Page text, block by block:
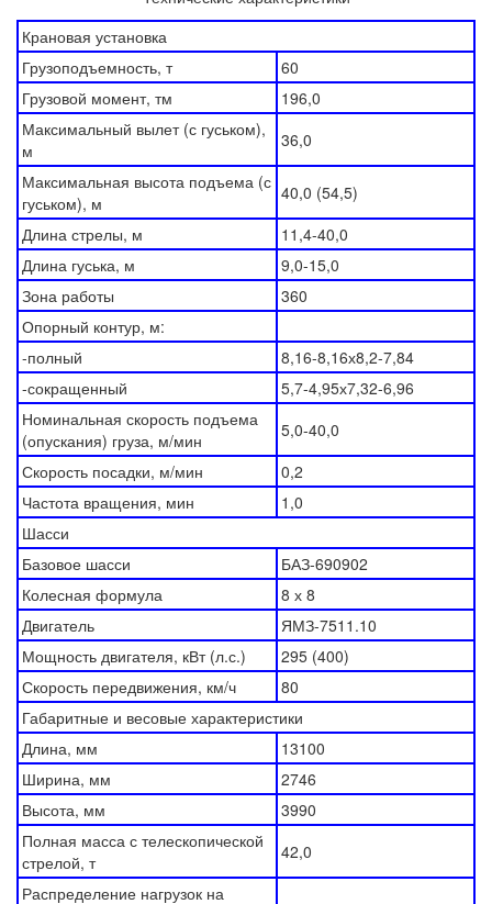
Крановая установка
Грузоподъемность, т
60
Грузовой момент, тм
196,0
Максимальный вылет (с гуськом),
м
36,0
Максимальная высота подъема (с
гуськом), м
40,0 (54,5)
Длина стрелы, м
11,4-40,0
Длина гуська, м
9,0-15,0
Зона работы
360
Опорный контур, м:
-полный
8,16-8,16х8,2-7,84
-сокращенный
5,7-4,95х7,32-6,96
Номинальная скорость подъема
(опускания) груза, м/мин
5,0-40,0
Скорость посадки, м/мин
0,2
Частота вращения, мин
1,0
Шасси
Базовое шасси
БАЗ-690902
Колесная формула
8 х 8
Двигатель
ЯМЗ-7511.10
Мощность двигателя, кВт (л.с.)
295 (400)
Скорость передвижения, км/ч
80
Габаритные и весовые характеристики
Длина, мм
13100
Ширина, мм
2746
Высота, мм
3990
Полная масса с телескопической
стрелой, т
42,0
Распределение нагрузок на